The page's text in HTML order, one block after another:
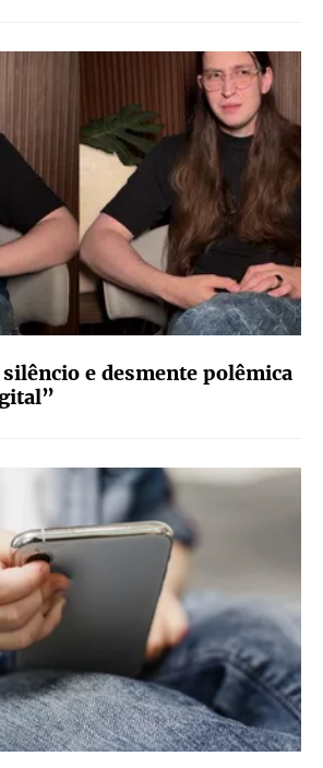
e desmente polêmica